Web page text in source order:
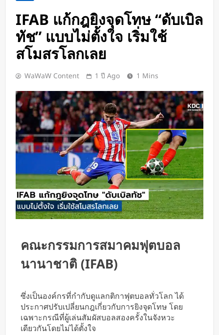
บินสำเร็จครั้งแรก
2 วัน Ago
BlaBlaCar เปิดให้บริการในไทย
แพลตฟอร์มคาร์พูลระหว่างเมือง ช่วย
กำไรพุ่ง SK Hynix ทำสถิติสูงสุด
กวาดรายได้มากขึ้น 6 เท่า
2 วัน Ago
Disney+ จับมือ TikTok ดึงครีเอเตอร์
เข้าแอป เปลี่ยนแฟนคลับให้เป็นผู้
สร้างคอนเทนต์
2 วัน Ago
ทีมนักศึกษาจากเนเธอร์แลนด์เปิดตัว
Stella Juva รถพยาบาลพลังงานแสง
อาทิตย์คันแรกของโลก วิ่งไกลกว่า
700 กม.
2 วัน Ago
เปิดตัว CMF Clip Pro หูฟังคลิปหนีบหู
รุ่นแรก! มาพร้อม Smart Dial บนเคส
ชาร์จ และแบตฯ ใช้งานสูงสุด 32.5
ตามความเร็วและรูปแบบการฝึก
IFAB แก้กฎยิงจุดโทษ “ดับเบิล
ทัช” แบบไม่ตั้งใจ เริ่มใช้
สโมสรโลกเลย
WaWaW Content 1 ปี Ago 1 Mins
คณะกรรมการสมาคมฟุตบอล
นานาชาติ (IFAB)
ซึ่งเป็นองค์กรที่กำกับดูแลกติกาฟุตบอลทั่วโลก ได้
ประกาศปรับเปลี่ยนกฎเกี่ยวกับการยิงจุดโทษ โดย
เฉพาะกรณีที่ผู้เล่นสัมผัสบอลสองครั้งในจังหวะ
เดียวกันโดยไม่ได้ตั้งใจ